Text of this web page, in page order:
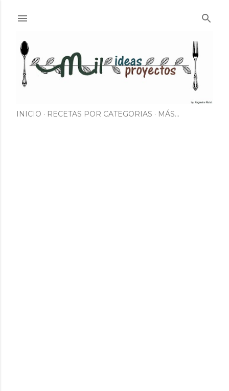
INICIO RECETAS POR CATEGORIAS MÁS…